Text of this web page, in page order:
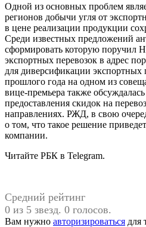
Одной из основных проблем
регионов добычи угля от
в цене реализации продукции
Среди известных предложений
сформировать которую поручил
экспортных перевозок в адрес
для диверсификации экспортных
прошлого года на одном из
вице-премьера также
предоставления скидок на
направлениях. РЖД, в свою
о том, что такое решение
компании.
Читайте РБК в Telegram.
Средний рейтинг
0 из 5 звезд. 0 голосов.
Вам нужно авторизироваться для